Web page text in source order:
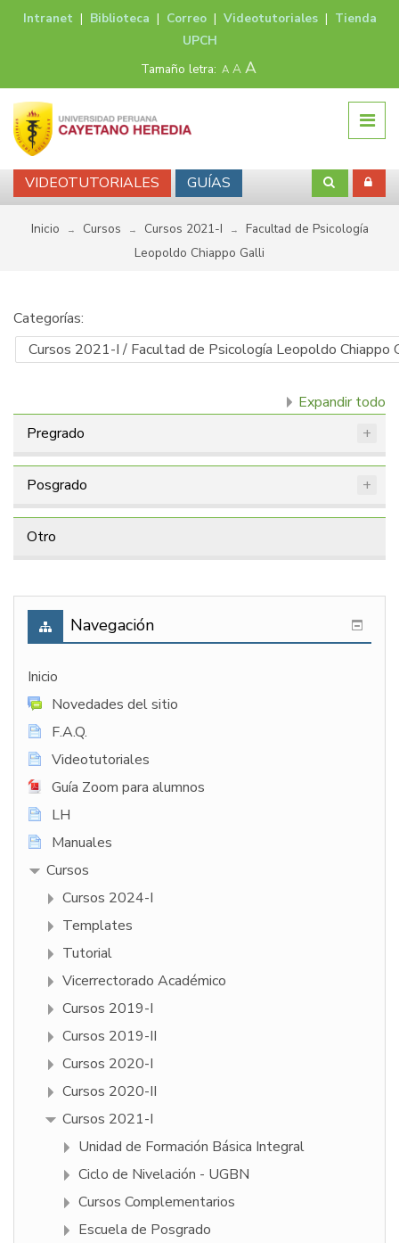
Intranet | Biblioteca | Correo| Videotutoriales| Tienda
UPCH
Tamaño letra: A A A
VIDEOTUTORIALES GUÍAS
Inicio → Cursos → Cursos 2021-I →
Facultad de Psicologí­a
Leopoldo Chiappo Galli
Categorías:
Expandir todo
Pregrado
Posgrado
Otro
Navegación
Inicio
Novedades del sitio
F.A.Q.
Videotutoriales
Guía Zoom para alumnos
LH
Manuales
Cursos
Cursos 2024-I
Templates
Tutorial
Vicerrectorado Académico
Cursos 2019-I
Cursos 2019-II
Cursos 2020-I
Cursos 2020-II
Cursos 2021-I
Unidad de Formación Básica Integral
Ciclo de Nivelación - UGBN
Cursos Complementarios
Escuela de Posgrado